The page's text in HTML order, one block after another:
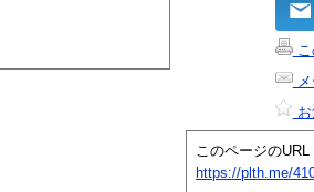
こ
メ
このページのURL
https://plth.me/